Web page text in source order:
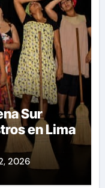
Sur
en Lima
2026